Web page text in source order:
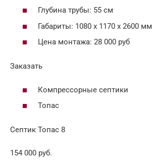
Глубина трубы: 55 см
Габариты: 1080 х 1170 х 2600 мм
Цена монтажа: 28 000 руб
Заказать
Компрессорные септики
Топас
Септик Топас 8
154 000 руб.